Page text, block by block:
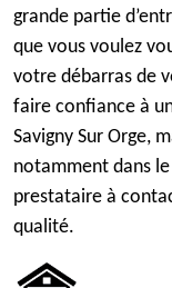
grande partie
que vous voulez
votre débarras de
faire confiance à
Savigny Sur Orge,
notamment dans
prestataire à
qualité.